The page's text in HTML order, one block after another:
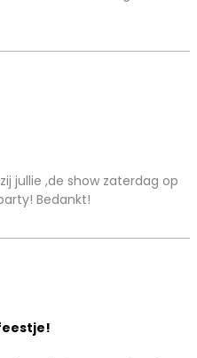
jullie ,de show zaterdag op
Bedankt!